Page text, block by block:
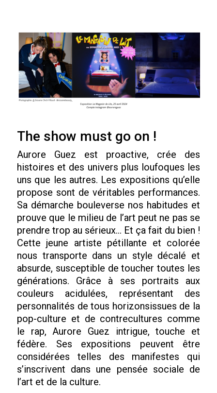
The show must go on !
Aurore Guez est proactive, crée des
histoires et des univers plus loufoques les
uns que les autres. Les expositions qu’elle
propose sont de véritables performances.
Sa démarche bouleverse nos habitudes et
prouve que le milieu de l’art peut ne pas se
prendre trop au sérieux… Et ça fait du bien !
Cette jeune artiste pétillante et colorée
nous transporte dans un style décalé et
absurde, susceptible de toucher toutes les
générations. Grâce à ses portraits aux
couleurs acidulées, représentant des
personnalités de tous horizonsissues de la
pop-culture et de contrecultures comme
le rap, Aurore Guez intrigue, touche et
fédère. Ses expositions peuvent être
considérées telles des manifestes qui
s’inscrivent dans une pensée sociale de
l’art et de la culture.